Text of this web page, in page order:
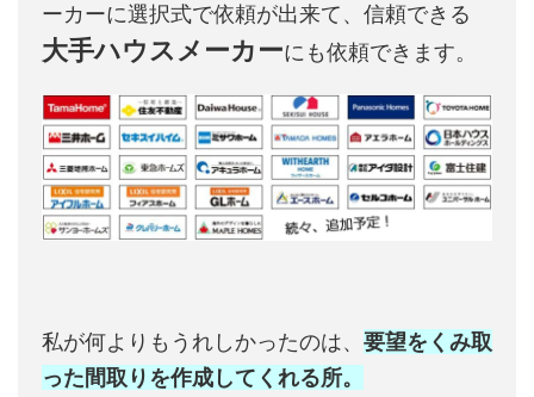
ーカーに選択式で依頼が出来て、信頼できる
大手ハウスメーカーにも依頼できます。
私が何よりもうれしかったのは、 要望をくみ取
った間取りを作成してくれる所。